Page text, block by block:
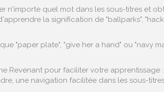
n'importe quel mot dans les sous-titres et
la signification de "ballparks",
"paper plate", "give her a hand" ou "navy
Revenant pour faciliter votre apprentissage
une navigation facilitée dans les sous-